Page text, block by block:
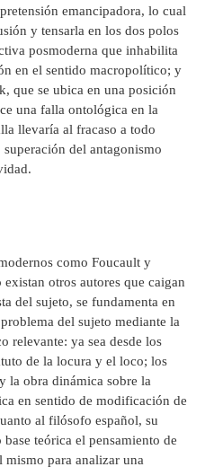
emancipadora, lo cual
y tensarla en los dos polos
posmoderna que inhabilita
en el sentido macropolítico; y
que se ubica en una posición
una falla ontológica en la
llevaría al fracaso a todo
del antagonismo
como Foucault y
otros autores que caigan
del sujeto, se fundamenta en
del sujeto mediante la
relevante: ya sea desde los
de la locura y el loco; los
la obra dinámica sobre la
en sentido de modificación de
al filósofo español, su
teórica el pensamiento de
mismo para analizar una